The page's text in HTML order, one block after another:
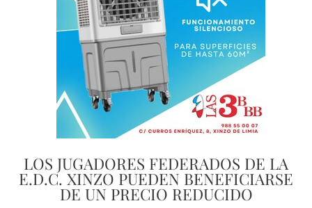
LOS JUGADORES FEDERADOS DE LA
E.D.C. XINZO PUEDEN BENEFICIARSE
DE UN PRECIO REDUCIDO